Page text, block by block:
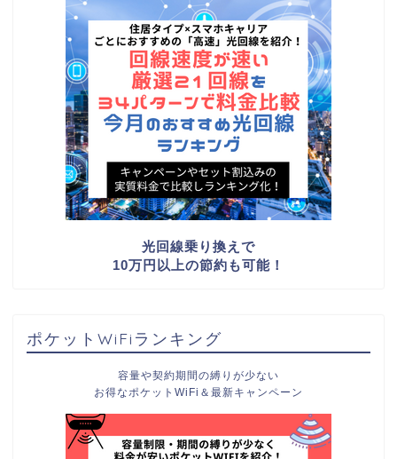
光回線乗り換えで
10万円以上の節約も可能！
ポケットWiFiランキング
容量や契約期間の縛りが少ない
お得なポケットWiFi＆最新キャンペーン